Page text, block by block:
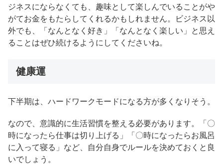
ジネスにならなくても、趣味として楽しんでいることがや
がてお金をもたらしてくれるかもしれません。ビジネス以
外でも、「なんとなく好き」「なんとなく楽しい」と思え
ることはぜひ続けるようにしてくださいね。
健康運
下半期は、ハードワークモードになる方が多くなりそう。
なので、意識的に生活習慣を整える必要があります。「〇
時になったら仕事は切り上げる」「〇時になったらお風呂
に入って寝る」など、自分自身でルールを決めておくと良
いでしょう。